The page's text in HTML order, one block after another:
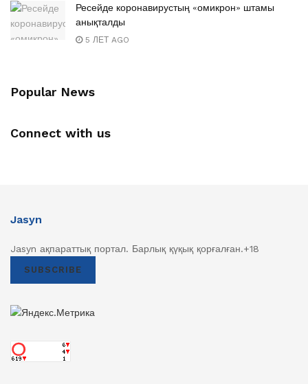
Ресейде коронавирустың «омикрон» штамы
анықталды
5 ЛЕТ AGO
Popular News
Connect with us
Jasyn
Jasyn ақпараттық портал. Барлық қүқық қорғалған.+18
SUBSCRIBE